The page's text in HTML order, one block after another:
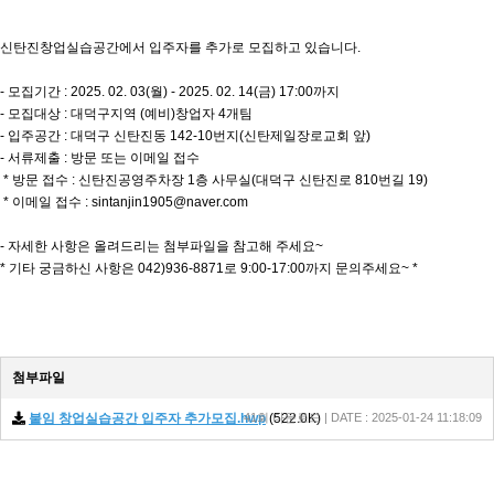
신탄진창업실습공간에서 입주자를 추가로 모집하고 있습니다.
- 모집기간 : 2025. 02. 03(월) - 2025. 02. 14(금) 17:00까지
- 모집대상 : 대덕구지역 (예비)창업자 4개팀
- 입주공간 : 대덕구 신탄진동 142-10번지(신탄제일장로교회 앞)
- 서류제출 : 방문 또는 이메일 접수
* 방문 접수 : 신탄진공영주차장 1층 사무실(대덕구 신탄진로 810번길 19)
* 이메일 접수 : sintanjin1905@naver.com
- 자세한 사항은 올려드리는 첨부파일을 참고해 주세요~
* 기타 궁금하신 사항은 042)936-8871로 9:00-17:00까지 문의주세요~ *
첨부파일
붙임 창업실습공간 입주자 추가모집.hwp(522.0K)
41회 다운로드 | DATE : 2025-01-24 11:18:09